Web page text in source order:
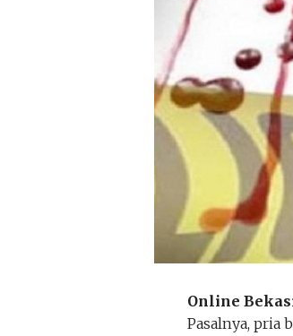
Online
Pasalnya, pria